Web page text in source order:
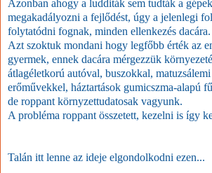
Azonban ahogy a ludditák sem tudták a
megakadályozni a fejlődést, úgy a jelenlegi
folytatódni fognak, minden ellenkezés dacára.
Azt szoktuk mondani hogy legfőbb érték az
gyermek, ennek dacára mérgezzük
átlagéletkorú autóval, buszokkal,
erőművekkel, háztartások gumicszma-alapú
de roppant környzettudatosak vagyunk.
A probléma roppant összetett, kezelni is így
Talán itt lenne az ideje elgondolkodni ezen...